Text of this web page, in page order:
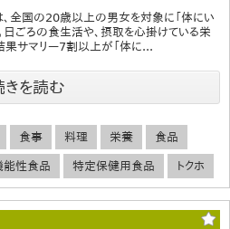
、全国の20歳以上の男女を対象に「体にい
日ごろの食生活や、摂取を心掛けている栄
果サマリー7割以上が「体に...
きを読む
食事 料理 栄養 食品
能性食品 特定保健用食品 トクホ